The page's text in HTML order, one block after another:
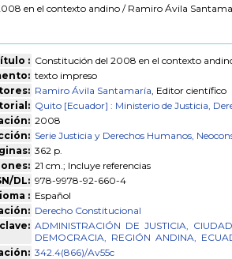
en el contexto andino/ Ramiro Ávila
: Constitución del 2008 en el contexto
texto impreso
Ramiro Ávila Santamaría , Editor científico
Quito [Ecuador] : Ministerio de Justicia,
2008
Serie Justicia y Derechos Humanos,
362 p.
21 cm.; Incluye referencias
DL: 978-9978-92-660-4
: Español
Derecho Constitucional
ADMINISTRACIÓN DE JUSTICIA,
DEMOCRACIA,
REGIÓN ANDINA,
342.4(866)/Av55c